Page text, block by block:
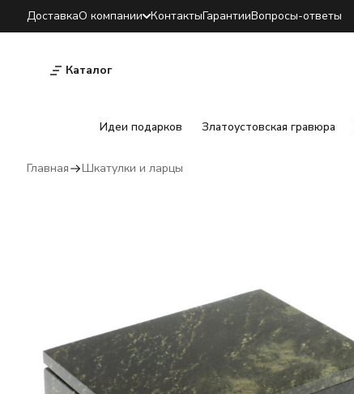
ДоставкаО компании КонтактыГарантииВопросы-ответы
Каталог
Идеи подарков Златоустовская гравюра
Главная Шкатулки и ларцы